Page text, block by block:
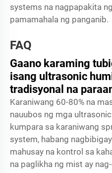
systems na nagpapakita
pamamahala ng panganib.
FAQ
Gaano karaming
isang ultrasonic
tradisyonal na
Karaniwang 60-80% na
nauubos ng mga
kumpara sa karaniwang
system, habang
mahusay na kontrol sa
na paglikha ng mist ay